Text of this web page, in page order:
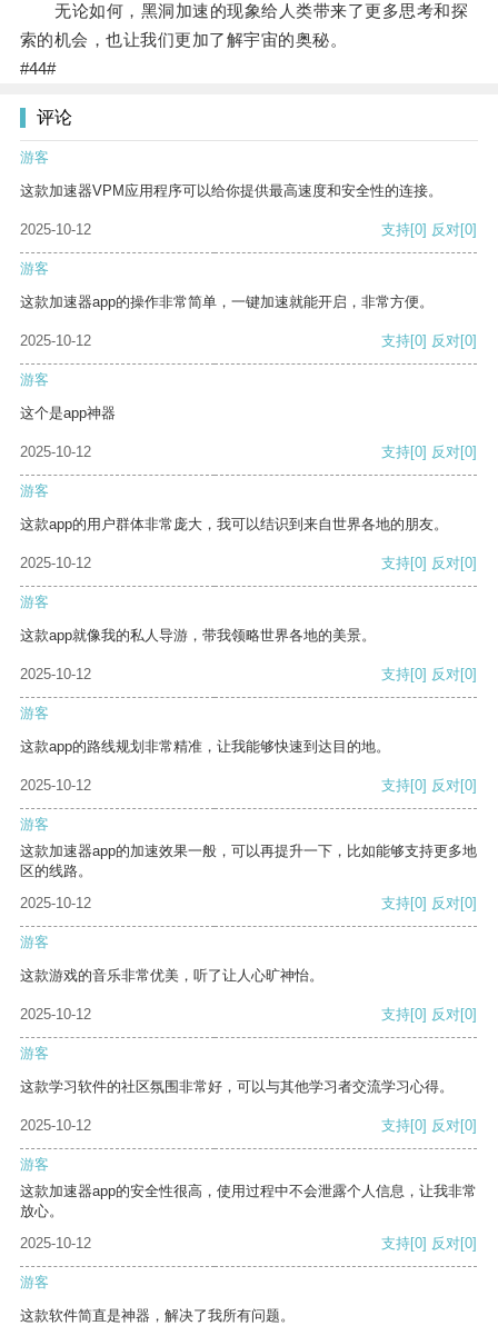
无论如何，黑洞加速的现象给人类带来了更多思考和探
索的机会，也让我们更加了解宇宙的奥秘。
#44#
评论
游客
这款加速器VPM应用程序可以给你提供最高速度和安全性的连接。
2025-10-12 支持[0] 反对[0]
游客
这款加速器app的操作非常简单，一键加速就能开启，非常方便。
2025-10-12 支持[0] 反对[0]
游客
这个是app神器
2025-10-12 支持[0] 反对[0]
游客
这款app的用户群体非常庞大，我可以结识到来自世界各地的朋友。
2025-10-12 支持[0] 反对[0]
游客
这款app就像我的私人导游，带我领略世界各地的美景。
2025-10-12 支持[0] 反对[0]
游客
这款app的路线规划非常精准，让我能够快速到达目的地。
2025-10-12 支持[0] 反对[0]
游客
这款加速器app的加速效果一般，可以再提升一下，比如能够支持更多地
区的线路。
2025-10-12
支持[0] 反对[0]
游客
这款游戏的音乐非常优美，听了让人心旷神怡。
2025-10-12 支持[0] 反对[0]
游客
这款学习软件的社区氛围非常好，可以与其他学习者交流学习心得。
2025-10-12 支持[0] 反对[0]
游客
这款加速器app的安全性很高，使用过程中不会泄露个人信息，让我非常
放心。
2025-10-12
支持[0] 反对[0]
游客
这款软件简直是神器，解决了我所有问题。